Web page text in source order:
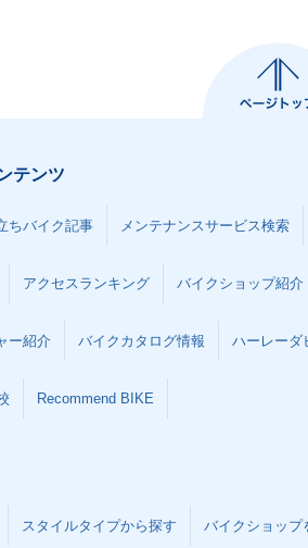
テンツ
ちバイク記事 メンテナンスサービス検索
アクセスランキング バイクショップ紹介
ー紹介 バイクカタログ情報 ハーレーダ
Recommend BIKE
スタイルタイプから探す バイクショップ